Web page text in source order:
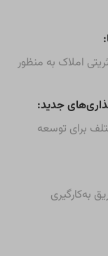
املاک به منظور
جدید:
برای توسعه
به‌کارگیری